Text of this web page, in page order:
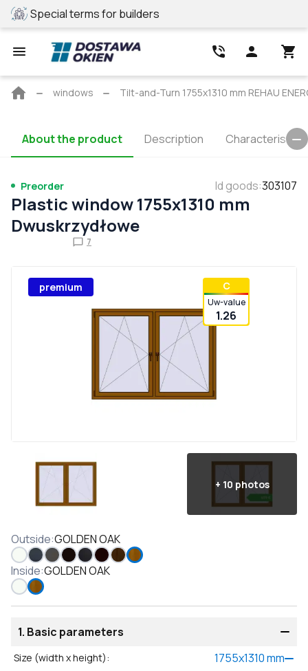
Special terms for builders
Main
windows Tilt-and-Turn 1755x1310 mm REHAU
About the product Description Characteristics
Preorder Id goods:303107
Plastic window 1755x1310 mm
Dwuskrzydłowe
7
premium С
Uw-value
1.26
+ 10 photos
Outside:GOLDEN OAK
Inside:GOLDEN OAK
1. Basic parameters
Size (width x height): 1755x1310mm